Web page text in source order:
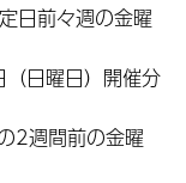
日前々週の金曜
日曜日）開催分
2週間前の金曜